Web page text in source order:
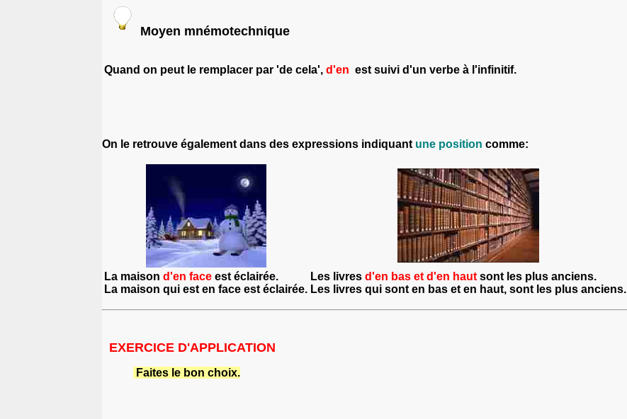
Moyen mnémotechnique
Quand on peut le remplacer par 'de cela', d'en est suivi d'un verbe à l'infinitif.
On le retrouve également dans des expressions indiquant une position comme:
La maison d'en face est éclairée.
La maison qui est en face est éclairée.
Les livres d'en bas et d'en haut sont les plus anciens.
Les livres qui sont en bas et en haut, sont les plus anciens.
EXERCICE D'APPLICATION
Faites le bon choix.